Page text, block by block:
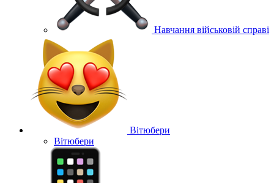
Навчання військовій справі
Вітюбери
Вітюбери